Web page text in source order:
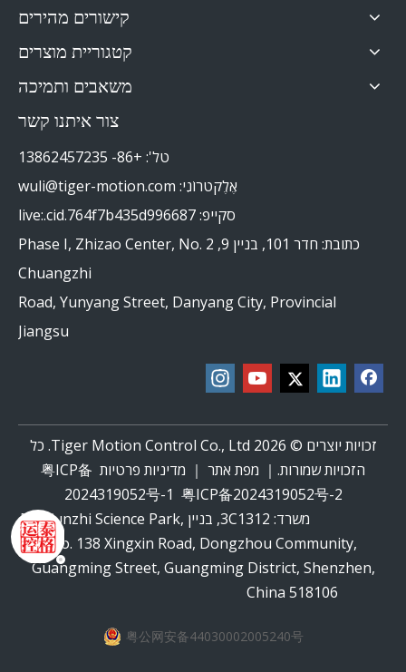
קישורים מהירים
קטגוריית מוצרים
משאבים ותמיכה
צור איתנו קשר
טל': +86- 13862457235
אֶלֶקטרוֹנִי: wuli@tiger-motion.com
סקייפ: live:.cid.764f7b435d996687
כתובת: חדר 101, בניין 9, Phase I, Zhizao Center, No. 2
Chuangzhi
Road, Yunyang Street, Danyang City, Provincial
Jiangsu
זכויות יוצרים © 2026
Tiger Motion Control Co., Ltd. כל
הזכויות שמורות.｜ מפת אתר ｜ מדיניות פרטיות 粤ICP备
2024319052号-1 粤ICP备2024319052号-2
משרד: 3C1312, בניין B2, Yunzhi Science Park,
No. 138 Xingxin Road, Dongzhou Community,
Guangming Street, Guangming District, Shenzhen,
China 518106
粤公网安备44030002005240号